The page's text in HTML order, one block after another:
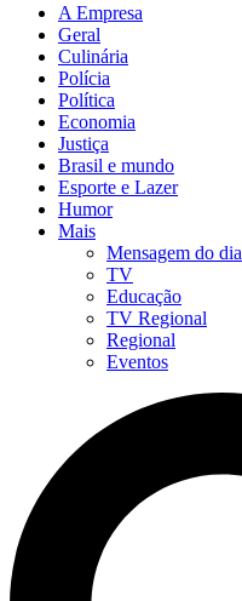
A Empresa
Geral
Culinária
Polícia
Política
Economia
Justiça
Brasil e mundo
Esporte e Lazer
Humor
Mais
Mensagem do dia
TV
Educação
TV Regional
Regional
Eventos